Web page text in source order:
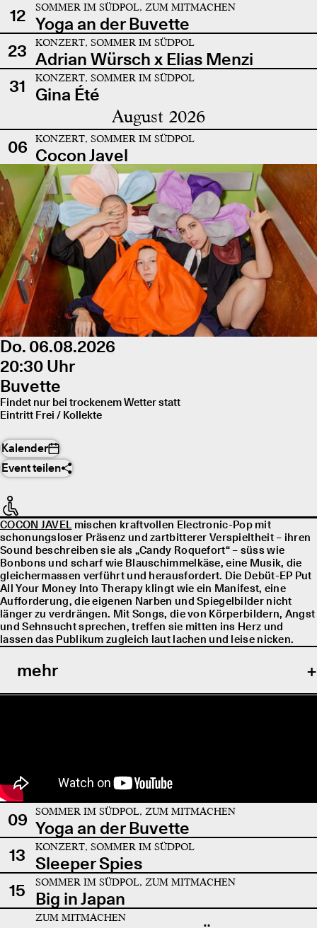
12 SOMMER IM SÜDPOL, ZUM MITMACHEN
Yoga an der Buvette
23
KONZERT, SOMMER IM SÜDPOL
Adrian Würsch x Elias Menzi
31
KONZERT, SOMMER IM SÜDPOL
Gina Été
August 2026
06 KONZERT, SOMMER IM SÜDPOL
Cocon Javel
Do. 06.08.2026
20:30 Uhr
Buvette
Findet nur bei trockenem Wetter statt
Eintritt Frei / Kollekte
Kalender
Event teilen
COCON JAVELmischen kraftvollen Electronic-Pop mit
schonungsloser Präsenz und zartbitterer Verspieltheit – ihren
Sound beschreiben sie als „Candy Roquefort“ – süss wie
Bonbons und scharf wie Blauschimmelkäse, eine Musik, die
gleichermassen verführt und herausfordert. Die Debüt-EP Put
All Your Money Into Therapy klingt wie ein Manifest, eine
Aufforderung, die eigenen Narben und Spiegelbilder nicht
länger zu verdrängen. Mit Songs, die von Körperbildern, Angst
und Sehnsucht sprechen, treffen sie mitten ins Herz und
lassen das Publikum zugleich laut lachen und leise nicken.
mehr
09 SOMMER IM SÜDPOL, ZUM MITMACHEN
Yoga an der Buvette
13
KONZERT, SOMMER IM SÜDPOL
Sleeper Spies
15
SOMMER IM SÜDPOL, ZUM MITMACHEN
Big in Japan
ZUM MITMACHEN